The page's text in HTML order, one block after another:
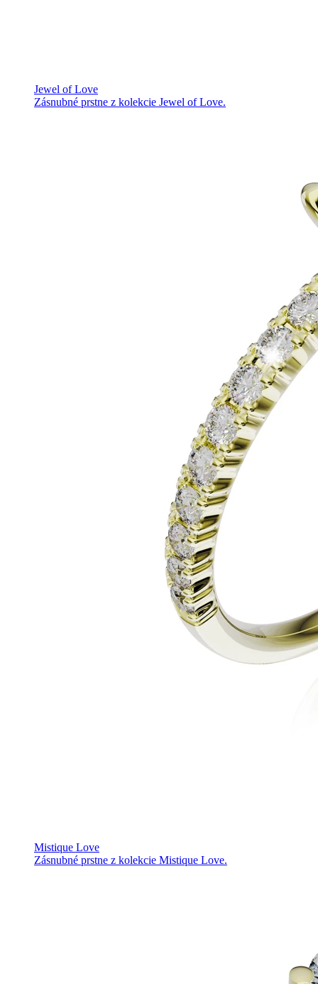
Jewel of Love
Zásnubné prstne z kolekcie Jewel of Love.
Mistique Love
Zásnubné prstne z kolekcie Mistique Love.